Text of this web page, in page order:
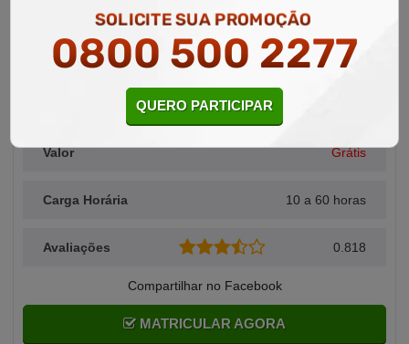
Área Relacionada Direito
Alunos Matriculados
Valor Grátis
Carga Horária 10 a 60 horas
Avaliações 0.818
Compartilhar no Facebook
MATRICULAR AGORA
SOLICITE SUA PROMOÇÃO
0800 500 2277
QUERO PARTICIPAR